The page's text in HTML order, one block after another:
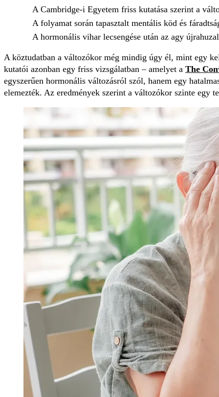
A Cambridge-i Egyetem friss kutatása szerint a
A folyamat során tapasztalt mentális köd és
A hormonális vihar lecsengése után az agy
A köztudatban a változókor még mindig úgy él, mint egy
kutatói azonban egy friss vizsgálatban – amelyet a The
egyszerűen hormonális változásról szól, hanem egy
elemezték. Az eredmények szerint a változókor szinte egy